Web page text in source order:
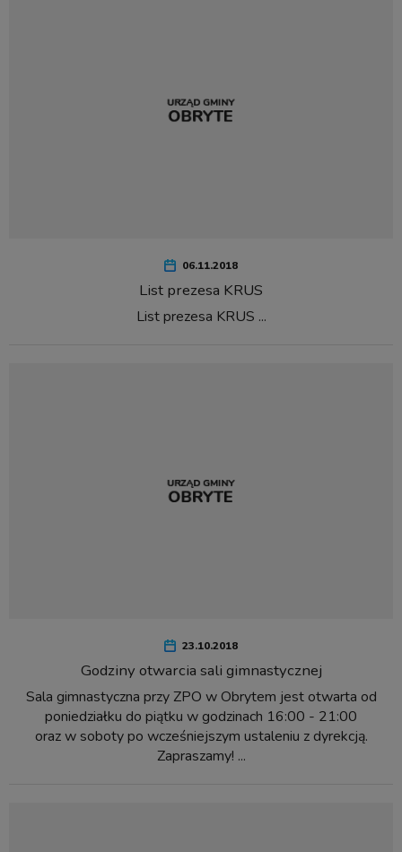
06.11.2018
List prezesa KRUS
List prezesa KRUS ...
23.10.2018
Godziny otwarcia sali gimnastycznej
Sala gimnastyczna przy ZPO w Obrytem jest otwarta od
poniedziałku do piątku w godzinach 16:00 - 21:00
oraz w soboty po wcześniejszym ustaleniu z dyrekcją.
Zapraszamy! ...